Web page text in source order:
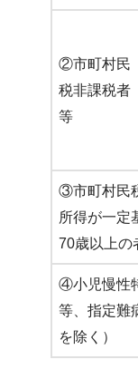
②市町村民
税非課税者
等
③市町村民
所得が一定
70歳以上の
④小児慢性
等、指定
を除く）